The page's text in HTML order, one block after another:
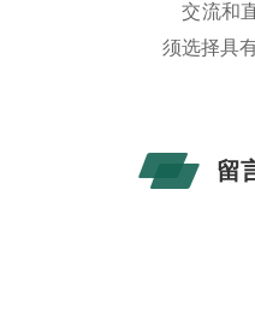
交流和
须选择具
留